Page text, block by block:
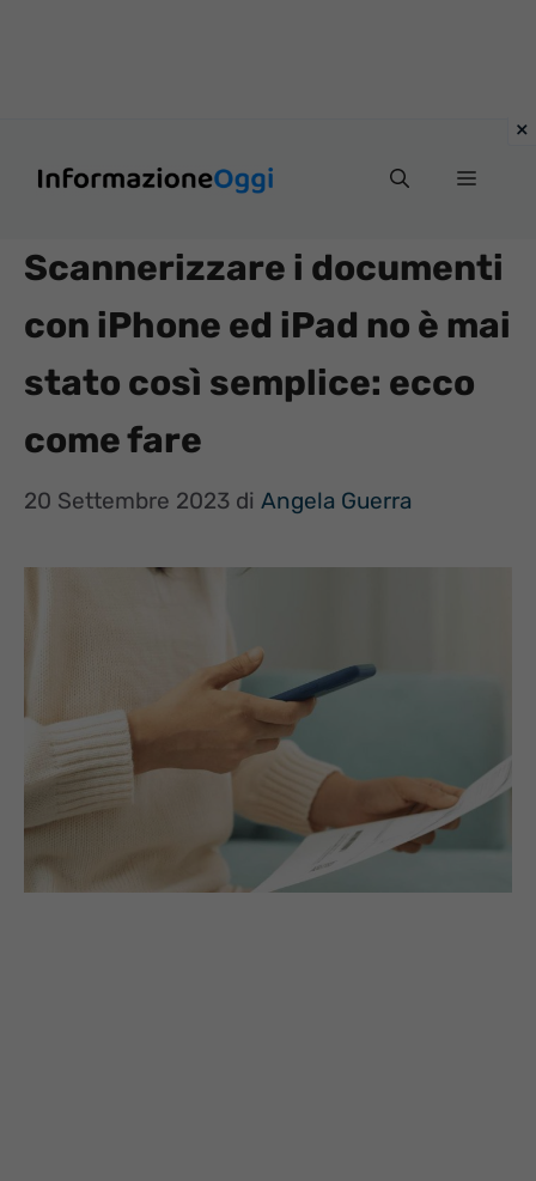
Menu
Scannerizzare i documenti
con iPhone ed iPad no è mai
stato così semplice: ecco
come fare
20 Settembre 2023 di Angela Guerra